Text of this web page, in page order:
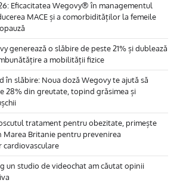
Eficacitatea Wegovy® în managementul
MACE și a comorbidităților la femeile
generează o slăbire de peste 21% și dublează
a mobilității fizice
în slăbire: Noua doză Wegovy te ajută să
28% din greutate, topind grăsimea și
tratament pentru obezitate, primește
Marea Britanie pentru prevenirea
un studio de videochat am căutat opinii